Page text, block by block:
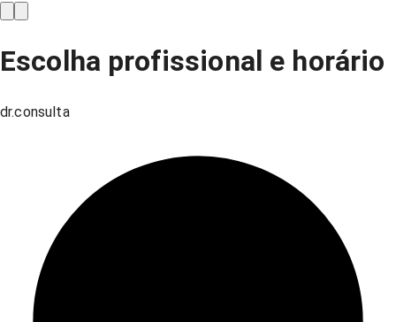
Escolha profissional e horário
dr.consulta